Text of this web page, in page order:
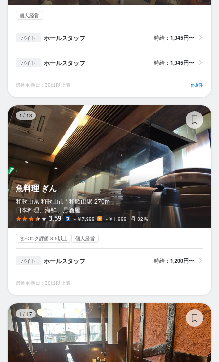
個人経営
バイト ホールスタッフ 時給： 1,045円〜
バイト ホールスタッフ 時給： 1,045円〜
最終更新日：30日以上前 他8件
1 / 13
魚料理 ぎん
和歌山県 和歌山市 / 和歌山駅 270m
日本料理、海鮮、居酒屋
3.59 ～￥7,999 ～￥1,999 32席
食べログ評価 3.5以上 個人経営
バイト ホールスタッフ 時給： 1,200円〜
最終更新日：30日以上前
1 / 17